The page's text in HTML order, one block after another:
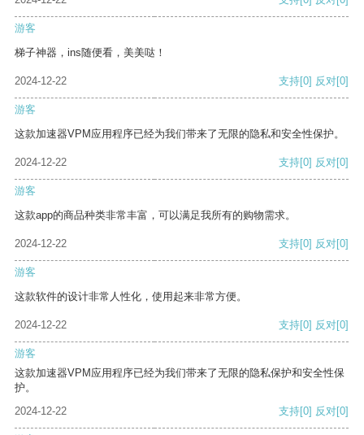
游客
梯子神器，ins随便看，美美哒！
2024-12-22 支持[0] 反对[0]
游客
这款加速器VPM应用程序已经为我们带来了无限的隐私和安全性保护。
2024-12-22 支持[0] 反对[0]
游客
这款app的商品种类非常丰富，可以满足我所有的购物需求。
2024-12-22 支持[0] 反对[0]
游客
这款软件的设计非常人性化，使用起来非常方便。
2024-12-22 支持[0] 反对[0]
游客
这款加速器VPM应用程序已经为我们带来了无限的隐私保护和安全性保
护。
2024-12-22
支持[0] 反对[0]